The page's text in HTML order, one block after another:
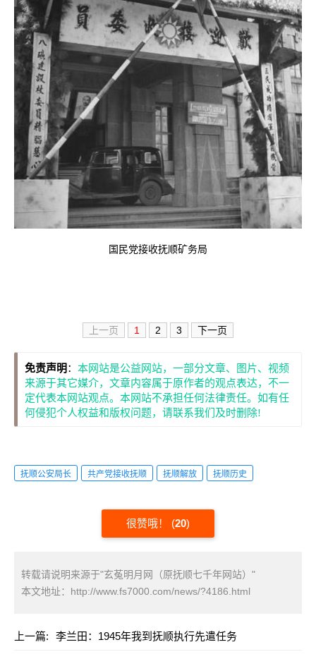
国民党接收抚顺矿务局
上一页 1 2 3 下一页
免责声明 ： 本网站是公益网站，一部分文章、图片、视频
来源于其它媒介，文章内容属于原作者的观点表达，不一
定代表本网站观点。本网站不承担任何法律责任。如有任
何侵犯个人权益和版权问题，请联系我们及时删除!
抚顺公安局长 共产党接收抚顺 抚顺解放 抚顺历史
很赞哦！ (20)
转载请说明来源于"玄菟明月网（原抚顺七千年网站）"
本文地址： http://www.fs7000.com/news/?4186.html
上一篇: 李兰田：1945年我到抚顺执行先遣任务